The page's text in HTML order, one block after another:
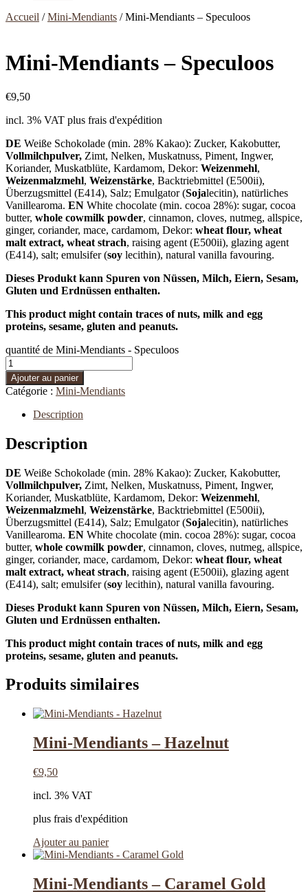
Accueil /Mini-Mendiants / Mini-Mendiants – Speculoos
Mini-Mendiants – Speculoos
€9,50
incl. 3% VAT plus frais d'expédition
DE Weiße Schokolade (min. 28% Kakao): Zucker, Kakobutter,
Vollmilchpulver, Zimt, Nelken, Muskatnuss, Piment, Ingwer,
Koriander, Muskatblüte, Kardamom, Dekor: Weizenmehl,
Weizenmalzmehl, Weizenstärke, Backtriebmittel (E500ii),
Überzugsmittel (E414), Salz; Emulgator (Sojalecitin), natürliches
Vanillearoma. EN White chocolate (min. cocoa 28%): sugar, cocoa
butter, whole cowmilk powder, cinnamon, cloves, nutmeg, allspice,
ginger, coriander, mace, cardamom, Dekor: wheat flour, wheat
malt extract, wheat strach, raising agent (E500ii), glazing agent
(E414), salt; emulsifer (soy lecithin), natural vanilla favouring.
Dieses Produkt kann Spuren von Nüssen, Milch, Eiern, Sesam,
Gluten und Erdnüssen enthalten.
This product might contain traces of nuts, milk and egg
proteins, sesame, gluten and peanuts.
quantité de Mini-Mendiants - Speculoos
Ajouter au panier
Catégorie : Mini-Mendiants
Description
Description
DE Weiße Schokolade (min. 28% Kakao): Zucker, Kakobutter,
Vollmilchpulver, Zimt, Nelken, Muskatnuss, Piment, Ingwer,
Koriander, Muskatblüte, Kardamom, Dekor: Weizenmehl,
Weizenmalzmehl, Weizenstärke, Backtriebmittel (E500ii),
Überzugsmittel (E414), Salz; Emulgator (Sojalecitin), natürliches
Vanillearoma. EN White chocolate (min. cocoa 28%): sugar, cocoa
butter, whole cowmilk powder, cinnamon, cloves, nutmeg, allspice,
ginger, coriander, mace, cardamom, Dekor: wheat flour, wheat
malt extract, wheat strach, raising agent (E500ii), glazing agent
(E414), salt; emulsifer (soy lecithin), natural vanilla favouring.
Dieses Produkt kann Spuren von Nüssen, Milch, Eiern, Sesam,
Gluten und Erdnüssen enthalten.
This product might contain traces of nuts, milk and egg
proteins, sesame, gluten and peanuts.
Produits similaires
Mini-Mendiants – Hazelnut
€9,50
incl. 3% VAT
plus frais d'expédition
Ajouter au panier
Mini-Mendiants – Caramel Gold